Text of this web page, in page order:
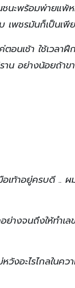
ชนะพร้อมพ่ายแพ้
เพชรมันก็เป็นเ
นเช้า ใช้เวลาฝึ
น อย่างน้อยถ้าข
อเท้าอยู่ครบดี .. ผ
างจนถึงให้ทำเล
งอะไรไกลในคว